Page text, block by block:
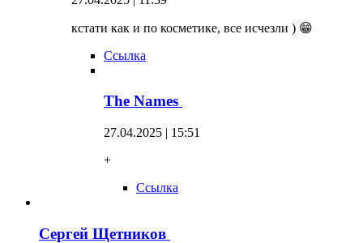
кстати как и по косметике, все исчезли ) 😁
Ссылка
The Names
27.04.2025 | 15:51
+
Ссылка
Сергей Щетников